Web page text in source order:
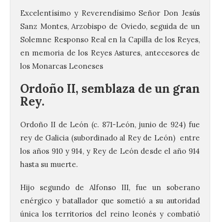
Excelentísimo y Reverendísimo Señor Don Jesús
Sanz Montes, Arzobispo de Oviedo, seguida de un
Solemne Responso Real en la Capilla de los Reyes,
en memoria de los Reyes Astures, antecesores de
los Monarcas Leoneses
Ordoño II, semblaza de un gran
Rey.
Ordoño II de León (c. 871-León, junio de 924) fue
rey de Galicia (subordinado al Rey de León) entre
los años 910 y 914, y Rey de León desde el año 914
hasta su muerte.
Hijo segundo de Alfonso III, fue un soberano
enérgico y batallador que sometió a su autoridad
única los territorios del reino leonés y combatió